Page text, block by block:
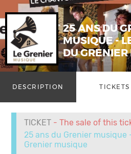
25 ANS DU
MUSIQUE -
DU
DESCRIPTION TICKETS
TICKET - The sale of this
25 ans du Grenier musique
Grenier musique